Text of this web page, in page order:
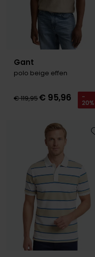
Gant
polo beige effen
€ 119,95€ 95,96 -
20%